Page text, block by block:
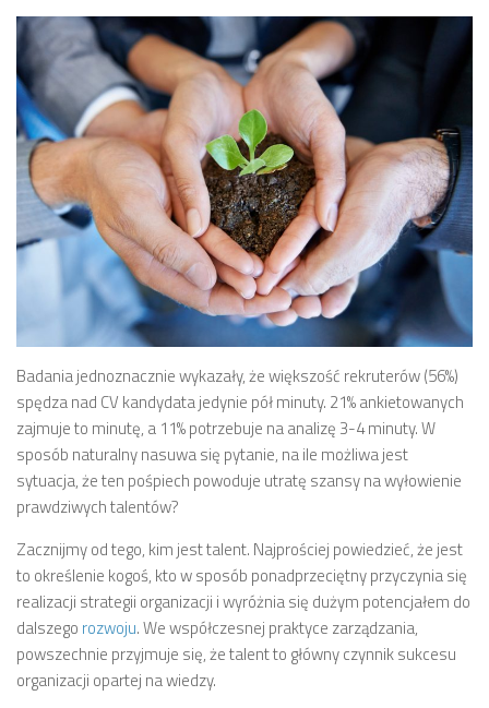
Badania jednoznacznie wykazały, że większość rekruterów (56%)
spędza nad CV kandydata jedynie pół minuty. 21% ankietowanych
zajmuje to minutę, a 11% potrzebuje na analizę 3-4 minuty. W
sposób naturalny nasuwa się pytanie, na ile możliwa jest
sytuacja, że ten pośpiech powoduje utratę szansy na wyłowienie
prawdziwych talentów?
Zacznijmy od tego, kim jest talent. Najprościej powiedzieć, że jest
to określenie kogoś, kto w sposób ponadprzeciętny przyczynia się
realizacji strategii organizacji i wyróżnia się dużym potencjałem do
dalszego rozwoju. We współczesnej praktyce zarządzania,
powszechnie przyjmuje się, że talent to główny czynnik sukcesu
organizacji opartej na wiedzy.